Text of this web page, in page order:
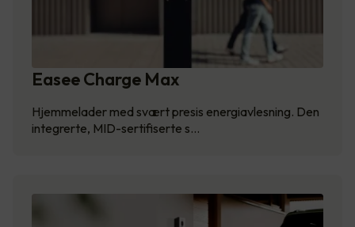
Easee Charge Max
Hjemmelader med svært presis energiavlesning. Den
integrerte, MID-sertifiserte s…